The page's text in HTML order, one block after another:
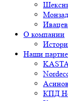
О компании
Наши
КПД